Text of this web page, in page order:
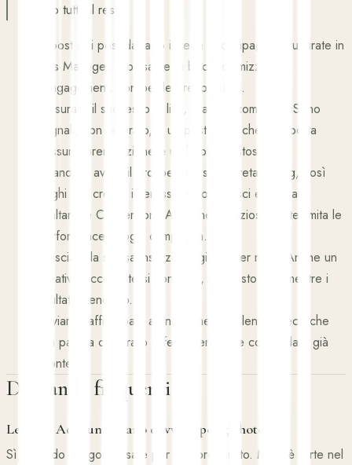
pagato tutto il resto.
Boost dei post dall'app invece di campagne strutturate in
Ads Manager. Il pulsante di boost ottimizza per
l'engagement, non per le prenotazioni.
Misurare il successo in like, reach e commenti. Sono
segnali, non fatturato, e un post virale che non porta
nessuna prenotazione è un hobby costoso.
Mandare avanti il prospecting senza retargeting, così
paghi per creare interesse e poi lo lasci evaporare.
Saltare le Conversions API, che silenziosamente limita le
performance di ogni campagna.
Lasciare la stessa inserzione girare per mesi. Anche un
creativo eccellente si consuma, e il costo sale mentre i
risultati scendono.
Inviare traffico paid a una homepage lenta invece che
alla pagina camera o offerta pertinente con le date già
pronte.
Domande frequenti
Le Meta Ads funzionano davvero per gli hotel?
Sì, quando vengono usate per il lavoro giusto. Meta è forte nel